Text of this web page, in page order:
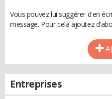
Vous pouvez lui suggérer d'en
message. Pour cela ajoutez
Entreprises